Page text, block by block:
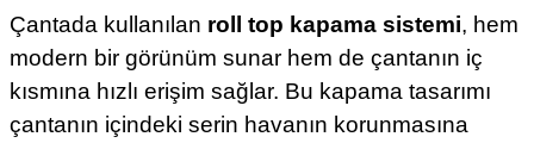
Çantada kullanılan roll top kapama sistemi, hem
modern bir görünüm sunar hem de çantanın iç
kısmına hızlı erişim sağlar. Bu kapama tasarımı
çantanın içindeki serin havanın korunmasına